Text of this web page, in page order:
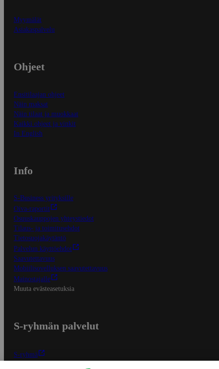
Myymälät
Asiakaspalvelu
Ohjeet
Ensitilaajan ohjeet
Näin maksat
Näin tilaat ja muokkaat
Kaikki ohjeet ja vinkit
In English
Info
S-Business yrityksille
Oiva-raportit
Osuuskauppojen yhteystiedot
Tilaus- ja toimitusehdot
Tietosuojakäytäntö
Palvelun käyttöehdot
Saavutettavuus
Mobiilisovelluksen saavutettavuus
Mainostajalle
Muuta evästeasetuksia
S-ryhmän palvelut
S-ryhmä